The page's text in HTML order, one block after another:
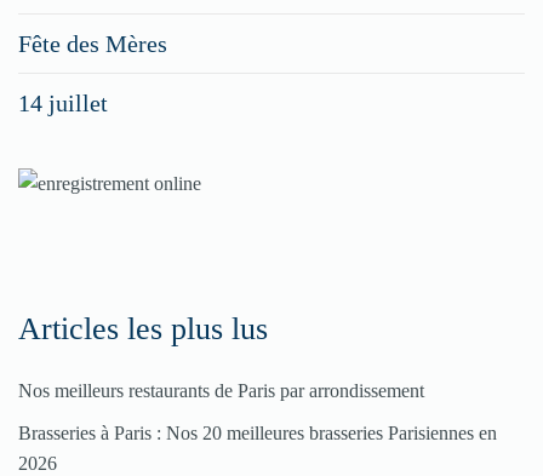
enregistrer
votre
Fête des Mères
14 juillet
Articles les plus lus
Nos meilleurs restaurants de Paris par arrondissement
Brasseries à Paris : Nos 20 meilleures brasseries Parisiennes en
2026